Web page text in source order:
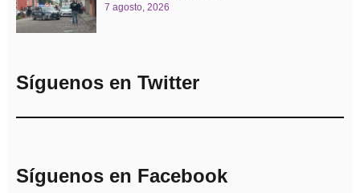
7 agosto, 2026
Síguenos en Twitter
Síguenos en Facebook